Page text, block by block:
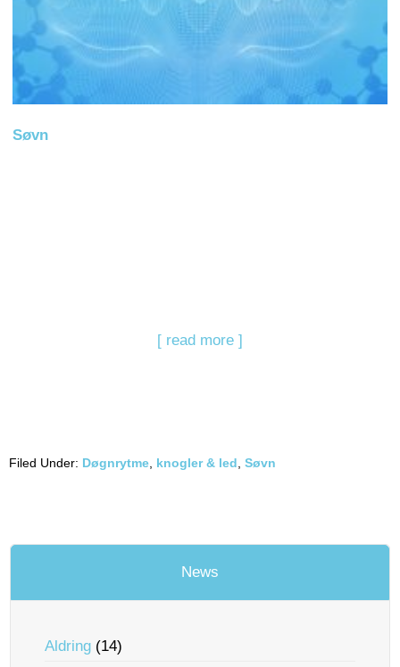
Søvn
[ read more ]
Filed Under: Døgnrytme knogler & led Søvn
News
Aldring (14)